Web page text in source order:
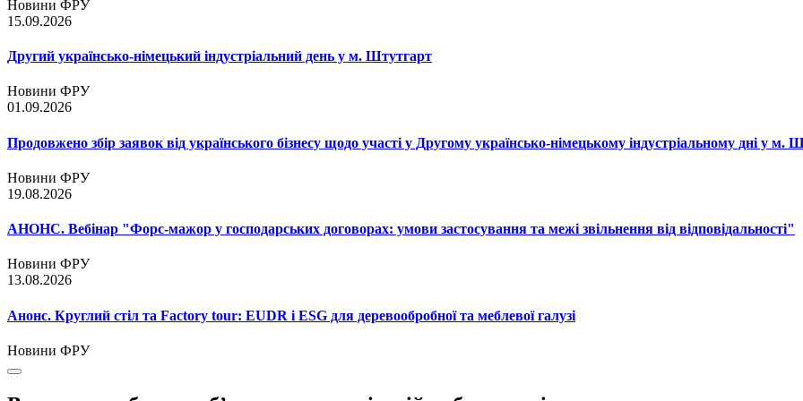
Новини ФРУ
15.09.2026
Другий українсько-німецький індустріальний день у м. Штутгарт
Новини ФРУ
01.09.2026
Продовжено збір заявок від українського бізнесу щодо участі у Другому українсько-німецькому індустріальному дні у м.
Новини ФРУ
19.08.2026
АНОНС. Вебінар "Форс-мажор у господарських договорах: умови застосування та межі звільнення від відповідальності"
Новини ФРУ
13.08.2026
Анонс. Круглий стіл та Factory tour: EUDR і ESG для деревообробної та меблевої галузі
Новини ФРУ